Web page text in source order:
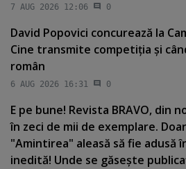
7 AUG 2026 12:06 0
David Popovici concurează la
Cine transmite competiţia şi
român
6 AUG 2026 16:31 0
E pe bune! Revista BRAVO, din
în zeci de mii de exemplare.
"Amintirea" aleasă să fie adusă
inedită! Unde se găseşte